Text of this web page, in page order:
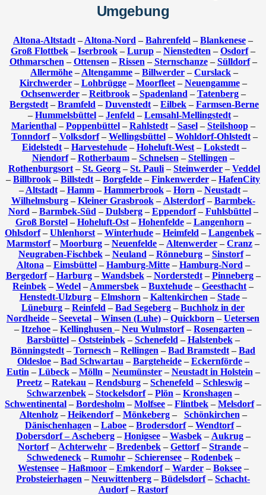
Umgebung
Altona-Altstadt – Altona-Nord – Bahrenfeld – Blankenese –
Groß Flottbek – Iserbrook – Lurup – Nienstedten – Osdorf–
Othmarschen – Ottensen – Rissen – Sternschanze– Sülldorf–
Allermöhe – Altengamme – Billwerder – Curslack –
Kirchwerder– Lohbrügge– Moorfleet– Neuengamme–
Ochsenwerder– Reitbrook– Spadenland – Tatenberg–
Bergstedt – Bramfeld – Duvenstedt – Eilbek – Farmsen-Berne
– Hummelsbüttel – Jenfeld – Lemsahl-Mellingstedt –
Marienthal– Poppenbüttel– Rahlstedt– Sasel– Steilshoop–
Tonndorf– Volksdorf– Wellingsbüttel– Wohldorf-Ohlstedt–
Eidelstedt – Harvestehude – Hoheluft-West – Lokstedt –
Niendorf– Rotherbaum– Schnelsen – Stellingen –
Rothenburgsort – St. Georg – St. Pauli – Steinwerder – Veddel
– Billbrook – Billstedt – Borgfelde – Finkenwerder – HafenCity
– Altstadt– Hamm– Hammerbrook– Horn – Neustadt–
Wilhelmsburg– Kleiner Grasbrook– Alsterdorf– Barmbek-
Nord – Barmbek-Süd – Dulsberg– Eppendorf– Fuhlsbüttel–
Groß Borstel– Hoheluft-Ost– Hohenfelde– Langenhorn –
Ohlsdorf– Uhlenhorst – Winterhude – Heimfeld – Langenbek –
Marmstorf– Moorburg – Neuenfelde – Altenwerder – Cranz –
Neugraben-Fischbek– Neuland – Rönneburg– Sinstorf–
Altona – Eimsbüttel– Hamburg-Mitte– Hamburg-Nord –
Bergedorf– Harburg– Wandsbek– Norderstedt– Pinneberg–
Reinbek – Wedel – Ammersbek – Buxtehude – Geesthacht –
Henstedt-Ulzburg– Elmshorn – Kaltenkirchen – Stade–
Lüneburg – Reinfeld – Bad Segeberg – Buchholz in der
Nordheide – Seevetal – Winsen (Luhe) – Quickborn – Uetersen
– Itzehoe – Kellinghusen – Neu Wulmstorf– Rosengarten –
Barsbüttel– Oststeinbek– Schenefeld – Halstenbek–
Bönningstedt – Tornesch – Rellingen – Bad Bramstedt – Bad
Oldesloe– Bad Schwartau – Bargteheide– Eckernförde–
Eutin – Lübeck– Mölln – Neumünster– Neustadt in Holstein –
Preetz – Ratekau – Rendsburg – Schenefeld – Schleswig –
Schwarzenbek – Stockelsdorf– Plön – Kronshagen –
Schwentinental – Bordesholm – Molfsee – Flintbek – Melsdorf–
Altenholz– Heikendorf– Mönkeberg– Schönkirchen –
Dänischenhagen – Laboe – Brodersdorf– Wendtorf–
Dobersdorf – Ascheberg– Honigsee– Wasbek– Aukrug–
Nortorf– Achterwehr – Bredenbek – Gettorf– Strande –
Schwedeneck– Rumohr– Schierensee– Rodenbek–
Westensee– Haßmoor– Emkendorf– Warder– Boksee–
Probsteierhagen – Neuwittenberg – Büdelsdorf– Schacht-
Audorf– Rastorf